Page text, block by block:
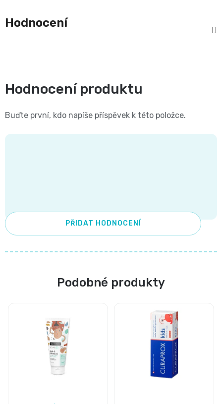
značky
Hodnocení
Hodnocení produktu
Buďte první, kdo napíše příspěvek k této položce.
PŘIDAT HODNOCENÍ
Podobné produkty